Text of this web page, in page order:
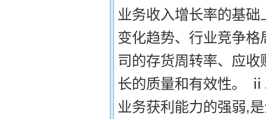
业务收入增长率的基
变化趋势、行业竞争
司的存货周转率、应
长的质量和有效性。
业务获利能力的强弱,